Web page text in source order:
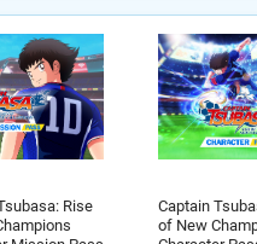
Rise
Captain
of New